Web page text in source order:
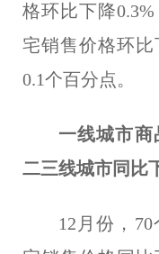
格环比下降
宅销售价格环比
0.1个百分点。
一线城市商
二三线城市同比
12月份，